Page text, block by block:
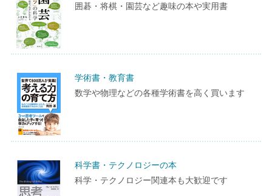
囲碁・将棋・園芸など趣味の本や実用書
学術書・教育書
数学や物理などの各種学術書を高く買います
科学書・テクノロジーの本
科学・テクノロジー関連本も大歓迎です